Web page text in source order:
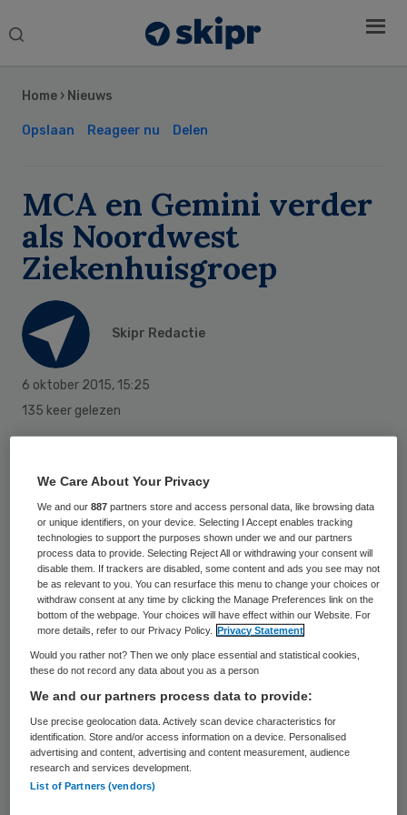
Search
Home › Nieuws
Opslaan Reageer nu Delen
MCA en Gemini verder
als Noordwest
Ziekenhuisgroep
Skipr Redactie
6 oktober 2015, 15:25
135 keer gelezen
Gemini Ziekenhuis gaan verder onder de
nieuwe naam Noordwest Ziekenhuisgroep.
De ziekenhuizen nemen de nieuwe naam op
10 december in gebruik.
Dit heeft de raad van bestuur van de MCA
Gemini Groep bekend gemaakt. Sinds 2008
werken de twee ziekenhuizen nauw samen.
Wat startte met een bestuurlijke
samenwerking heeft sinds 1 januari 2015 de
status van een juridische fusie bereikt. Dit
resulteerde in één stichting: de MCA Gemini
Sidebar
We Care About Your Privacy
We and our887 partners store and access personal data, like browsing data
or unique identifiers, on your device. Selecting I Accept enables tracking
technologies to support the purposes shown under we and our partners
process data to provide. Selecting Reject All or withdrawing your consent will
disable them. If trackers are disabled, some content and ads you see may not
be as relevant to you. You can resurface this menu to change your choices or
withdraw consent at any time by clicking the Manage Preferences link on the
bottom of the webpage. Your choices will have effect within our Website. For
more details, refer to our Privacy Policy.
Privacy Statement
Would you rather not? Then we only place essential and statistical cookies,
these do not record any data about you as a person
We and our partners process data to provide:
Use precise geolocation data. Actively scan device characteristics for
identification. Store and/or access information on a device. Personalised
advertising and content, advertising and content measurement, audience
research and services development.
List of Partners (vendors)